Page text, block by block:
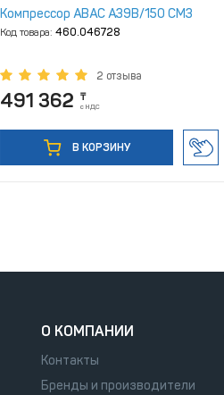
Компрессор ABAC A39B/150 CM3
Код товара: 460.046728
2 отзыва
491 362 ₸
с НДС
В КОРЗИНУ
О КОМПАНИИ
Контакты
Бренды и производители